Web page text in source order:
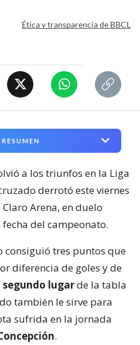
Ética y transparencia de BBCL
a los triunfos en la Liga
derrotó este viernes
Claro Arena, en duelo
del campeonato.
consiguió tres puntos que
diferencia de goles y de
segundo lugarde la tabla
también le sirve para
sufrida en la jornada
.